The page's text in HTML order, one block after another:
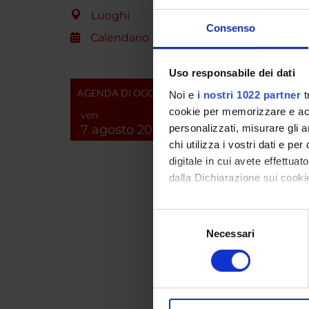
Consenso
Uso responsabile dei dati
Noi e i nostri 1022 partner
cookie per memorizzare e
personalizzati, misurare gli
chi utilizza i vostri dati e per
digitale in cui avete
dalla Dichiarazione sui
Con il tuo consenso,
raccogliere
digitali).
modificare o ritirare il tuo
Necessari
Luoghi
Calendario
AGENDA DI OGGI
ven
7 agosto 2026
Tale
che un
le
vita
di